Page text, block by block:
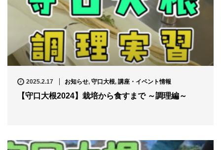
2025.2.17 お知らせ, 守口大根, 講座・イベント情報
【守口大根2024】栽培から食すまで ～調理編～